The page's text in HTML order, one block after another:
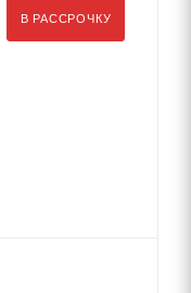
В РАССРОЧКУ